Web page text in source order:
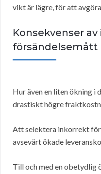
vikt är lägre, för att
Konsekvenser
försändelsemått
Hur även en liten ökning i
drastiskt högre
Att selektera inkorrekt
avsevärt ökade
Till och med en obetydlig